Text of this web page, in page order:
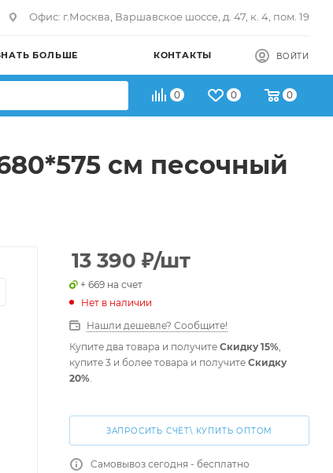
Офис: г.Москва, Варшавское шоссе, д. 47, к. 4, пом. 19
БОЛЬШЕ КОНТАКТЫ ВОЙТИ
0 0 0
см песочный
13 390 ₽/шт
+ 669 на счет
Нет в наличии
Нашли дешевле? Сообщите!
Купите два товара и получите Скидку 15%
купите 3 и более товара и получите Скидку
20%
ЗАПРОСИТЬ СЧЁТ\ КУПИТЬ ОПТОМ
Самовывоз сегодня - бесплатно